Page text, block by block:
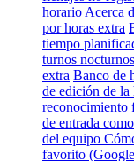
horario Acerca
por horas extra
tiempo
turnos nocturnos
extra Banco de
de edición de la
reconocimiento
de entrada
del equipo
favorito